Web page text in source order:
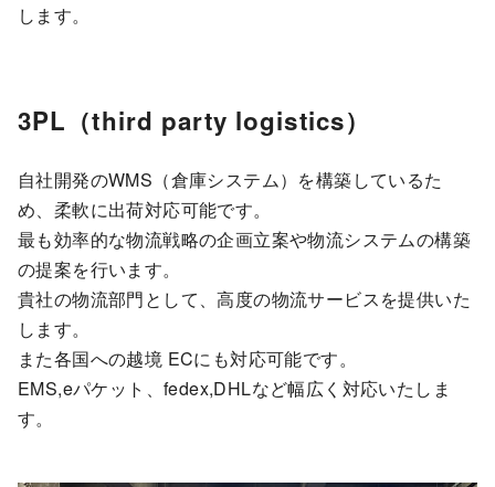
します。
3PL（third party logistics）
自社開発のWMS（倉庫システム）を構築しているた
め、柔軟に出荷対応可能です。
最も効率的な物流戦略の企画立案や物流システムの構築
の提案を行います。
貴社の物流部門として、高度の物流サービスを提供いた
します。
また各国への越境 ECにも対応可能です。
EMS,eパケット、fedex,DHLなど幅広く対応いたしま
す。